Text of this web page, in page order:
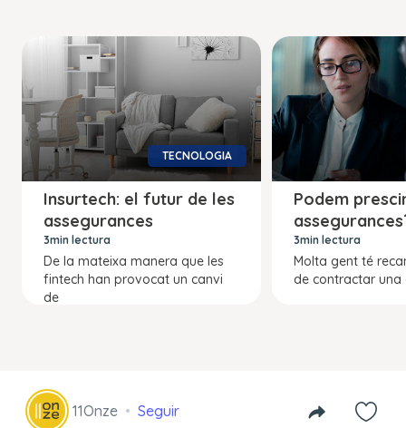
TECNOLOGIA
Insurtech: el futur de les
assegurances
3min lectura
De la mateixa manera que les
fintech han provocat un canvi
de
Podem
3min lectura
Molta gent té
de contractar una
11Onze Seguir